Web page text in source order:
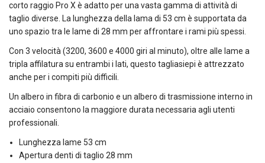
corto raggio Pro X è adatto per una vasta gamma di attività di
taglio diverse. La lunghezza della lama di 53 cm è supportata da
uno spazio tra le lame di 28 mm per affrontare i rami più spessi.
Con 3 velocità (3200, 3600 e 4000 giri al minuto), oltre alle lame a
tripla affilatura su entrambi i lati, questo tagliasiepi è attrezzato
anche per i compiti più difficili.
Un albero in fibra di carbonio e un albero di trasmissione interno in
acciaio consentono la maggiore durata necessaria agli utenti
professionali.
Lunghezza lame 53 cm
Apertura denti di taglio 28 mm